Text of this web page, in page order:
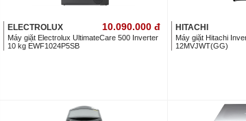
ELECTROLUX 10.090.000 đ
Máy giặt Electrolux UltimateCare 500 Inverter
10 kg EWF1024P5SB
HITACHI
Máy giặt Hitachi
12MVJWT(GG)